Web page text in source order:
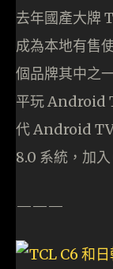
去年國產大牌
成為本地有售
個品牌其中之
平玩 Android
代 Android
8.0 系統，加
———